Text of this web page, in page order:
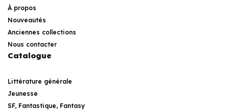
À propos
Nouveautés
Anciennes collections
Nous contacter
Catalogue
Littérature générale
Jeunesse
SF, Fantastique, Fantasy